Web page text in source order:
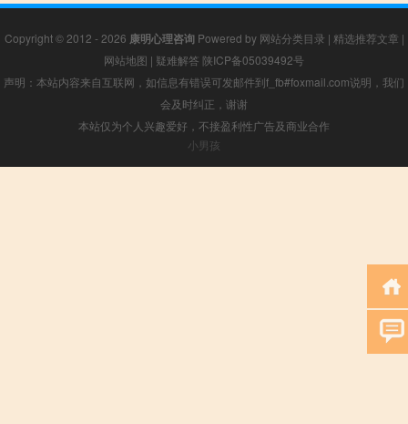
Copyright © 2012 - 2026 康明心理咨询Powered by 网站分类目录 | 精选推荐文章 |
网站地图 | 疑难解答 陕ICP备05039492号
声明：本站内容来自互联网，如信息有错误可发邮件到f_fb#foxmail.com说明，我们
会及时纠正，谢谢
本站仅为个人兴趣爱好，不接盈利性广告及商业合作
小男孩